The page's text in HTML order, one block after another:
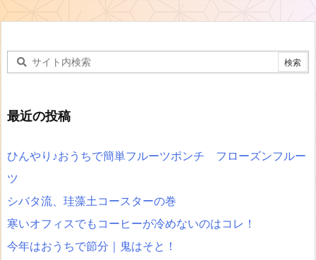
最近の投稿
ひんやり♪おうちで簡単フルーツポンチ フローズンフルー
ツ
シバタ流、珪藻土コースターの巻
寒いオフィスでもコーヒーが冷めないのはコレ！
今年はおうちで節分｜鬼はそと！